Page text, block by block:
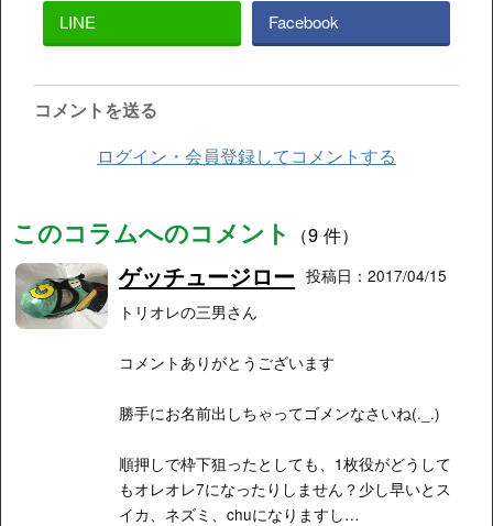
LINE Facebook
コメントを送る
ログイン・会員登録してコメントする
このコラムへのコメント （9 件）
ゲッチュージロー 投稿日：2017/04/15
トリオレの三男さん
コメントありがとうございます
勝手にお名前出しちゃってゴメンなさいね(._.)
順押しで枠下狙ったとしても、1枚役がどうして
もオレオレ7になったりしません？少し早いとス
イカ、ネズミ、chuになりますし…